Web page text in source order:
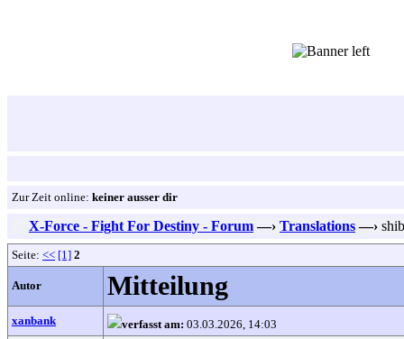
Zur Zeit online: keiner ausser dir
X-Force - Fight For Destiny - Forum —› Translations —›
Seite: << [1] 2
Autor Mitteilung
xanbank verfasst am: 03.03.2026, 14:03